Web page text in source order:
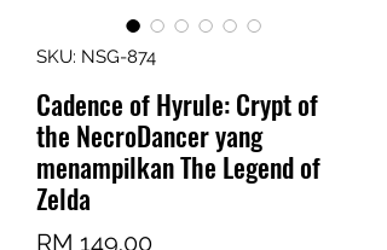
SKU: NSG-874
Cadence of Hyrule: Crypt of
the NecroDancer yang
menampilkan The Legend of
Zelda
RM 149.00Harga